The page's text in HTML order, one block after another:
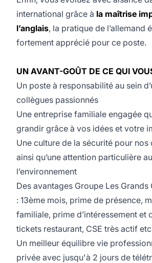
international grâce à la maîtrise
l’anglais, la pratique de l’allemand
fortement apprécié pour ce poste.
UN AVANT-GOÛT DE CE QUI
Un poste à responsabilité au sein
collègues passionnés
Une entreprise familiale engagée
grandir grâce à vos idées et votre
Une culture de la sécurité pour
ainsi qu’une attention particulière
l’environnement
Des avantages Groupe Les Grands
: 13ème mois, prime de présence,
familiale, prime d’intéressement et
tickets restaurant, CSE très actif etc
Un meilleur équilibre vie
privée avec jusqu'à 2 jours de